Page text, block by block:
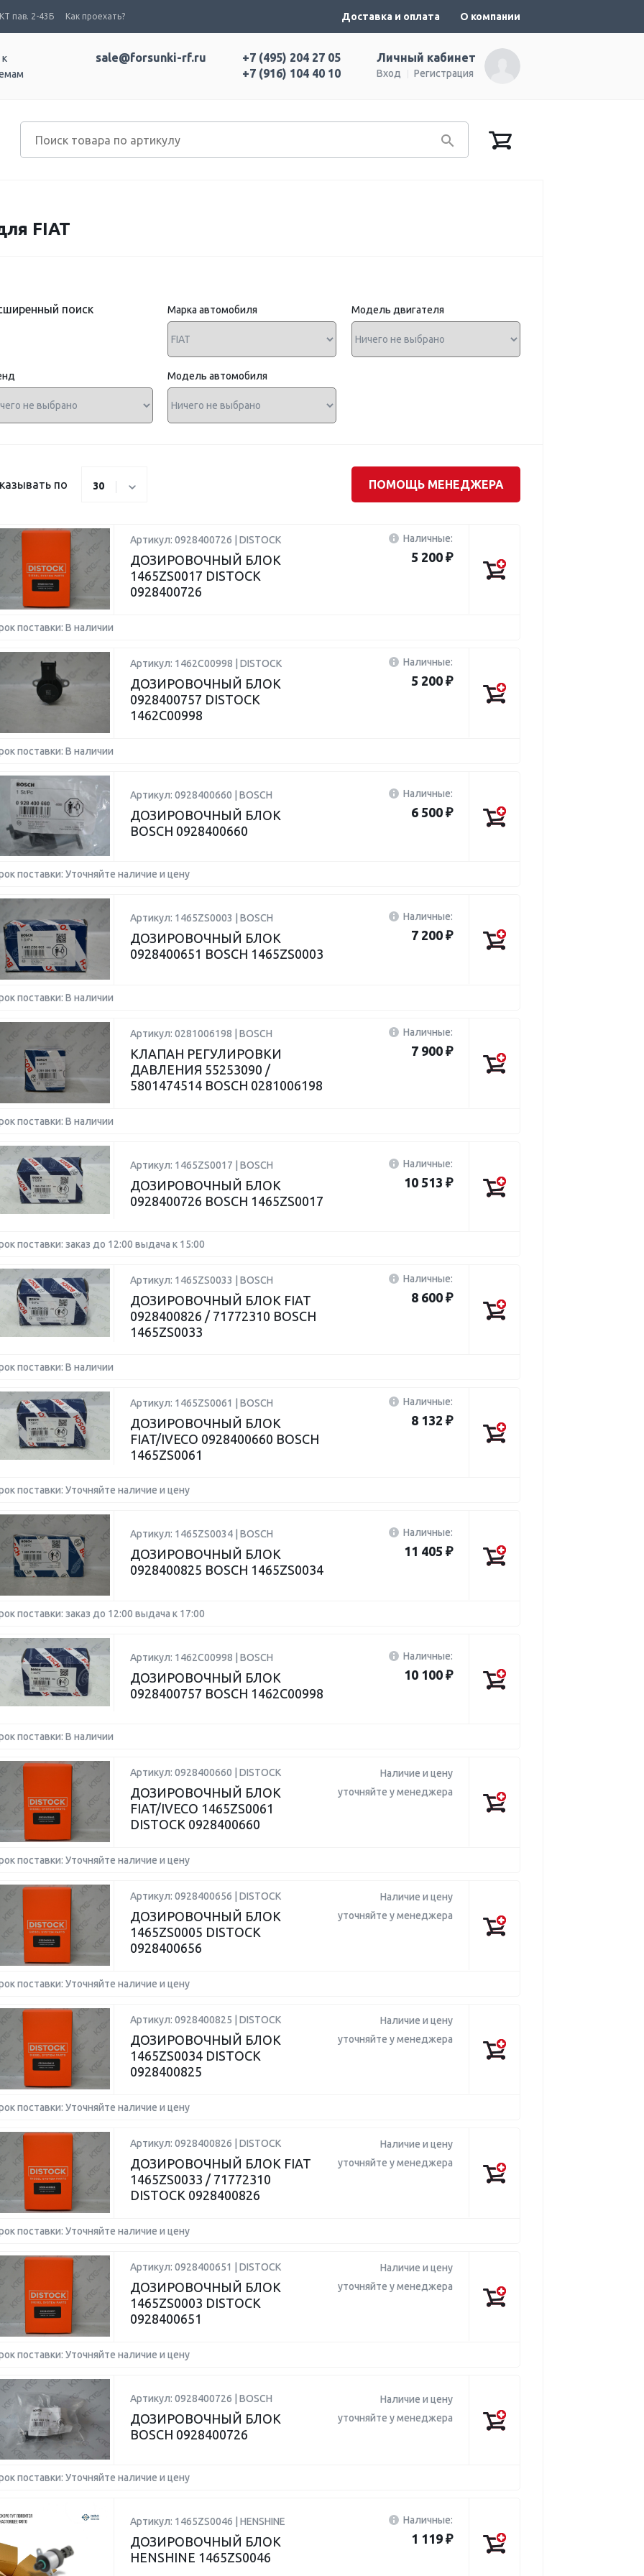
пав. 2-43Б Как проехать? Доставка и оплата О компании
Личный кабинет
Вход Регистрация
+7 (495) 204 27 05
+7 (916) 104 40 10
sale@forsunki-rf.ru
FIAT
поиск Марка автомобиля
Модель автомобиля
Модель двигателя
по 30 ПОМОЩЬ МЕНЕДЖЕРА
Артикул: 0928400726 | DISTOCK
ДОЗИРОВОЧНЫЙ БЛОК
1465ZS0017 DISTOCK
0928400726
Наличные:
5 200 ₽
поставки: В наличии
Артикул: 1462C00998 | DISTOCK
ДОЗИРОВОЧНЫЙ БЛОК
0928400757 DISTOCK
1462C00998
Наличные:
5 200 ₽
поставки: В наличии
Артикул: 0928400660 | BOSCH
ДОЗИРОВОЧНЫЙ БЛОК
BOSCH 0928400660
Наличные:
6 500 ₽
поставки: Уточняйте наличие и цену
Артикул: 1465ZS0003 | BOSCH
ДОЗИРОВОЧНЫЙ БЛОК
0928400651 BOSCH 1465ZS0003
Наличные:
7 200 ₽
поставки: В наличии
Артикул: 0281006198 | BOSCH
КЛАПАН РЕГУЛИРОВКИ
ДАВЛЕНИЯ 55253090 /
5801474514 BOSCH 0281006198
Наличные:
7 900 ₽
поставки: В наличии
Артикул: 1465ZS0017 | BOSCH
ДОЗИРОВОЧНЫЙ БЛОК
0928400726 BOSCH 1465ZS0017
Наличные:
10 513 ₽
поставки: заказ до 12:00 выдача к 15:00
Артикул: 1465ZS0033 | BOSCH
ДОЗИРОВОЧНЫЙ БЛОК FIAT
0928400826 / 71772310 BOSCH
1465ZS0033
Наличные:
8 600 ₽
поставки: В наличии
Артикул: 1465ZS0061 | BOSCH
ДОЗИРОВОЧНЫЙ БЛОК
FIAT/IVECO 0928400660 BOSCH
1465ZS0061
Наличные:
8 132 ₽
поставки: Уточняйте наличие и цену
Артикул: 1465ZS0034 | BOSCH
ДОЗИРОВОЧНЫЙ БЛОК
0928400825 BOSCH 1465ZS0034
Наличные:
11 405 ₽
поставки: заказ до 12:00 выдача к 17:00
Артикул: 1462C00998 | BOSCH
ДОЗИРОВОЧНЫЙ БЛОК
0928400757 BOSCH 1462C00998
Наличные:
10 100 ₽
поставки: В наличии
Артикул: 0928400660 | DISTOCK
ДОЗИРОВОЧНЫЙ БЛОК
FIAT/IVECO 1465ZS0061
DISTOCK 0928400660
Наличие и цену
уточняйте у менеджера
поставки: Уточняйте наличие и цену
Артикул: 0928400656 | DISTOCK
ДОЗИРОВОЧНЫЙ БЛОК
1465ZS0005 DISTOCK
0928400656
Наличие и цену
уточняйте у менеджера
поставки: Уточняйте наличие и цену
Артикул: 0928400825 | DISTOCK
ДОЗИРОВОЧНЫЙ БЛОК
1465ZS0034 DISTOCK
0928400825
Наличие и цену
уточняйте у менеджера
поставки: Уточняйте наличие и цену
Артикул: 0928400826 | DISTOCK
ДОЗИРОВОЧНЫЙ БЛОК FIAT
1465ZS0033 / 71772310
DISTOCK 0928400826
Наличие и цену
уточняйте у менеджера
поставки: Уточняйте наличие и цену
Артикул: 0928400651 | DISTOCK
ДОЗИРОВОЧНЫЙ БЛОК
1465ZS0003 DISTOCK
0928400651
Наличие и цену
уточняйте у менеджера
поставки: Уточняйте наличие и цену
Артикул: 0928400726 | BOSCH
ДОЗИРОВОЧНЫЙ БЛОК
BOSCH 0928400726
Наличие и цену
уточняйте у менеджера
поставки: Уточняйте наличие и цену
Артикул: 1465ZS0046 | HENSHINE
ДОЗИРОВОЧНЫЙ БЛОК
HENSHINE 1465ZS0046
Наличные:
1 119 ₽